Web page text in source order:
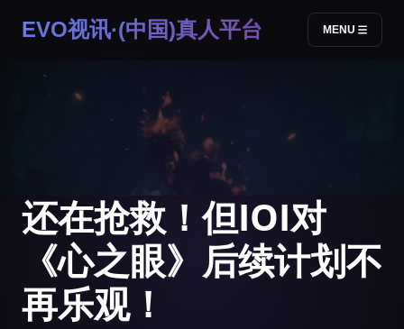
EVO视讯·(中国)真人平台 MENU
还在抢救！但IOI对
《心之眼》后续计划不
再乐观！